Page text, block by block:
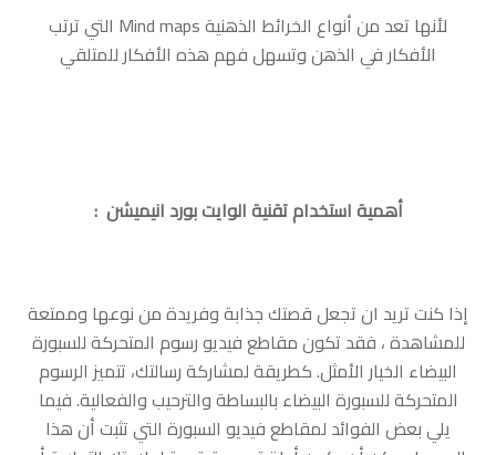
‏لأنها تعد من أنواع الخرائط الذهنية Mind maps التي ترتب
الأفكار في الذهن وتسهل فهم هذه الأفكار للمتلقي
أهمية استخدام تقنية الوايت بورد انيميشن :
إذا كنت تريد ان تجعل قصتك جذابة وفريدة من نوعها وممتعة
للمشاهدة ، فقد تكون مقاطع فيديو رسوم المتحركة للسبورة
البيضاء الخيار الأمثل. كطريقة لمشاركة رسالتك، تتميز الرسوم
المتحركة للسبورة البيضاء بالبساطة والترحيب والفعالية. فيما
يلي بعض الفوائد لمقاطع فيديو السبورة التي تثبت أن هذا